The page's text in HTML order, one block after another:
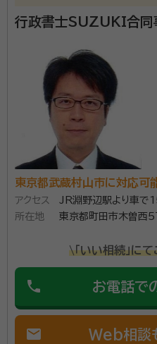
行政書士SUZUKI合同
東京都武蔵村山市に対応可
アクセス
JR淵野辺駅より車で
所在地
東京都町田市木曽西
\「いい相続」に
phone お電話で
mail Web相談